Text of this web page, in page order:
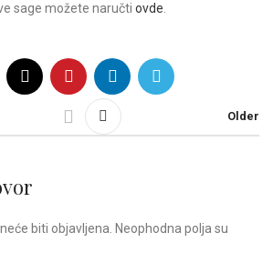
sage možete naručti ovde.
Older
biti objavljena. Neophodna polja su